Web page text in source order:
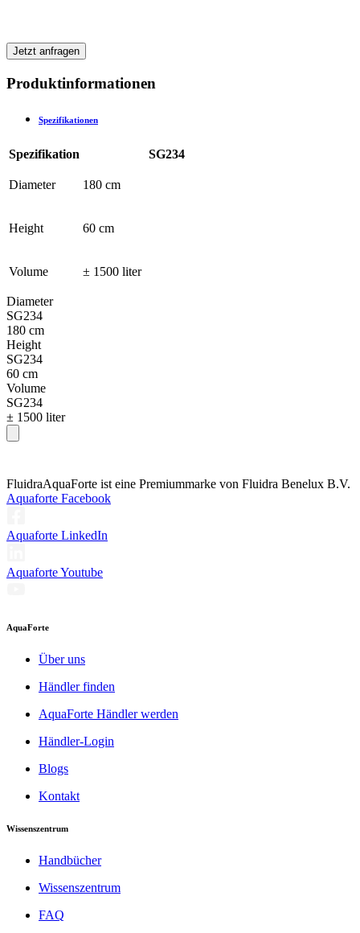
Jetzt anfragen
Produktinformationen
Spezifikationen
Spezifikation SG234
Diameter 180 cm
Height 60 cm
Volume ± 1500 liter
Diameter
SG234
180 cm
Height
SG234
60 cm
Volume
SG234
± 1500 liter
FluidraAquaForte ist eine Premiummarke von Fluidra Benelux B.V.
Aquaforte Facebook
Aquaforte LinkedIn
Aquaforte Youtube
AquaForte
Über uns
Händler finden
AquaForte Händler werden
Händler-Login
Blogs
Kontakt
Wissenszentrum
Handbücher
Wissenszentrum
FAQ